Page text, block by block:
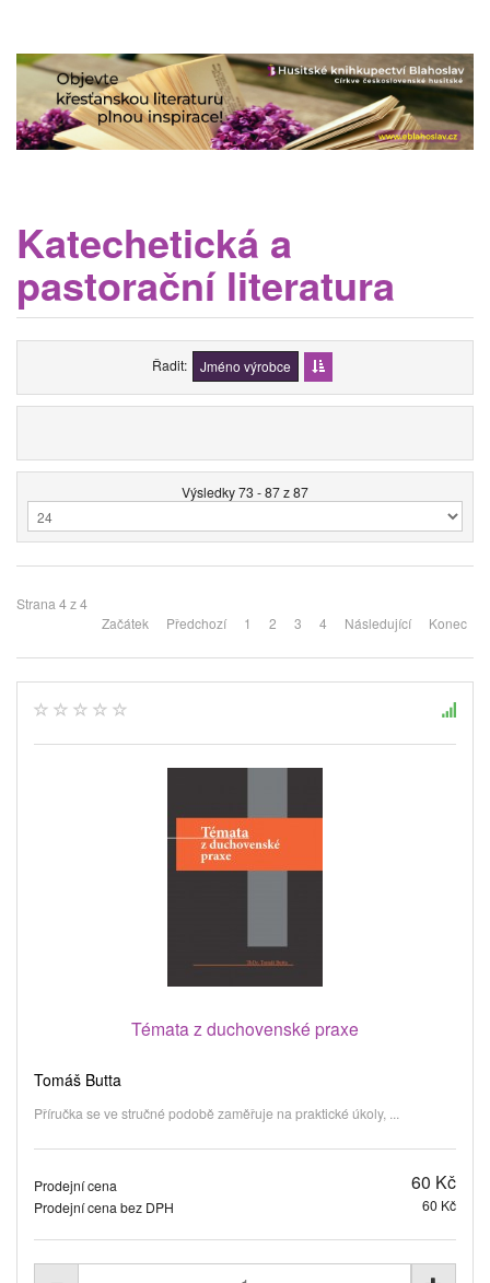
Katechetická a
pastorační literatura
Řadit Jméno výrobce
Výsledky 73 - 87 z 87
Strana 4 z 4
Začátek
Předchozí 1 2 3 4 Následující Konec
Témata z duchovenské praxe
Tomáš Butta
Příručka se ve stručné podobě zaměřuje na praktické úkoly, ...
Prodejní cena 60 Kč
Prodejní cena bez DPH 60 Kč